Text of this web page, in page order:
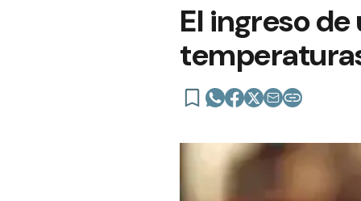
El ingreso